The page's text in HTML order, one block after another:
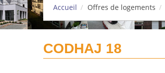
Accueil Offres de logements
CODHAJ 18